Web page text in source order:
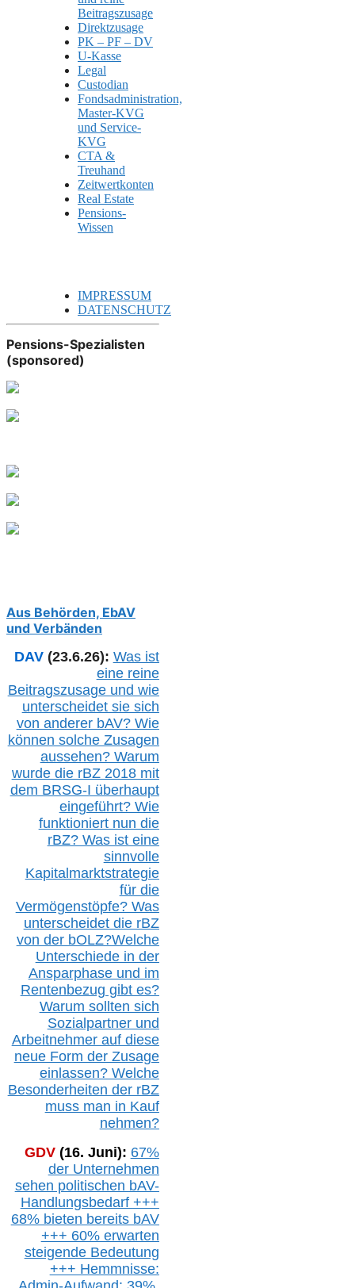
Beitragszusage
Direktzusage
PK – PF – DV
U-Kasse
Legal
Custodian
Fondsadministration,
Master-KVG
und Service-
KVG
CTA &
Treuhand
Zeitwertkonten
Real Estate
Pensions-
Wissen
IMPRESSUM
DATENSCHUTZ
Pensions-Spezialisten
(sponsored)
Aus Behörden, EbAV
und Verbänden
DAV (23.6.26): Was ist
eine reine
Beitragszusage und wie
unterscheidet sie sich
von anderer bAV? Wie
können solche Zusagen
aussehen? Warum
wurde die rBZ2018 mit
dem BRSG-I überhaupt
eingeführt? Wie
funktioniert nun die
rBZ? Was ist eine
sinnvolle
Kapitalmarktstrategie
für die
Vermögenstöpfe? Was
unterscheidet die rBZ
von der bOLZ?Welche
Unterschiede in der
Ansparphase und im
Rentenbezug gibt es?
Warum sollten sich
Sozialpartner und
Arbeitnehmer auf diese
neue Form der Zusage
einlassen? Welche
Besonderheiten der rBZ
muss man in Kauf
nehmen?
GDV (16. Juni): 67%
der Unternehmen
sehen politischen bAV-
Handlungsbedarf +++
68% bieten bereits bAV
+++ 60% erwarten
steigende Bedeutung
+++ Hemmnisse: